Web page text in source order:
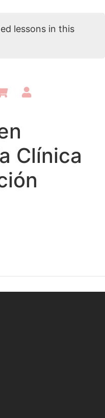
lessons in this
Clínica